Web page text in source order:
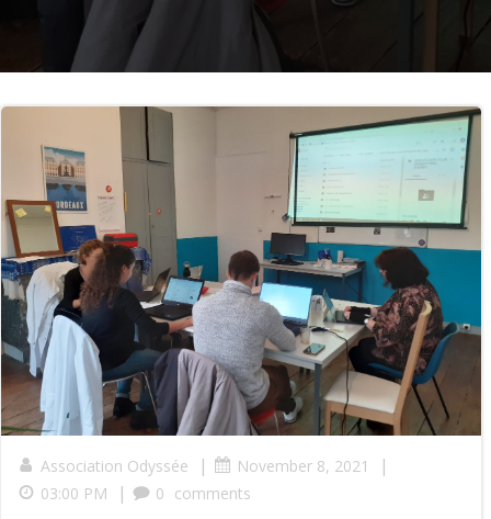
Association Odyssée | November 8, 2021 |
03:00 PM | 0 comments